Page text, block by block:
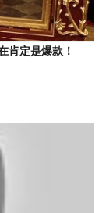
肯定是爆款！